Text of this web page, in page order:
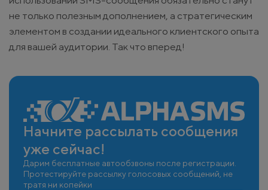
не только полезным дополнением, а стратегическим
элементом в создании идеального клиентского опыта
для вашей аудитории. Так что вперед!
Начните рассылать сообщения
уже сейчас!
Дарим бесплатные автообзвоны после регистрации.
Протестируйте рассылку голосовых сообщений, не
тратя ни копейки